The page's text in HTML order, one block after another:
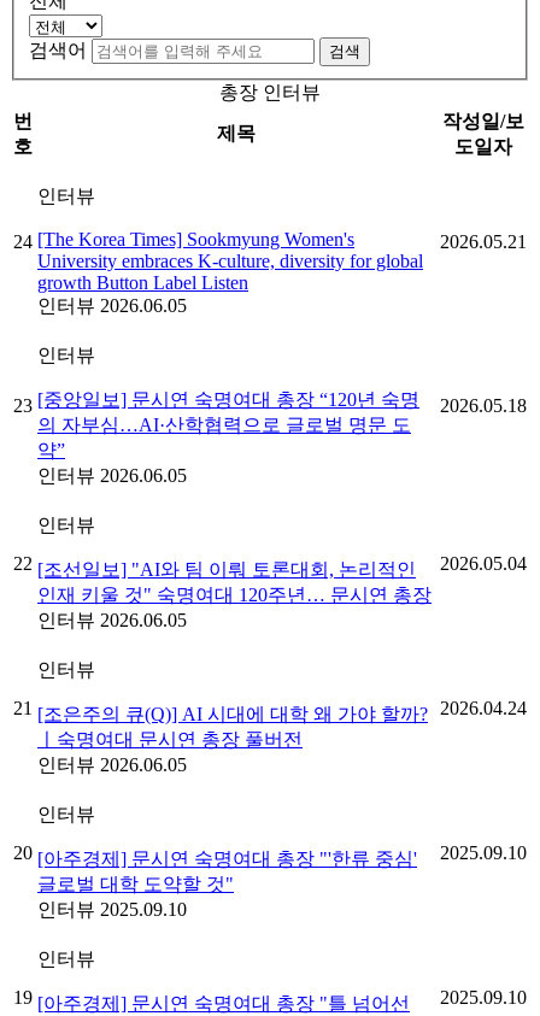
검색어 검색
총장 인터뷰
번
호
제목
작성일/보
도일자
24
인터뷰
[The Korea Times] Sookmyung Women's
University embraces K-culture, diversity for global
growth Button Label Listen
인터뷰 2026.06.05
2026.05.21
23
인터뷰
[중앙일보] 문시연 숙명여대 총장 “120년 숙명
의 자부심…AI·산학협력으로 글로벌 명문 도
약”
인터뷰 2026.06.05
2026.05.18
22
인터뷰
[조선일보] "AI와 팀 이뤄 토론대회, 논리적인
인재 키울 것" 숙명여대 120주년… 문시연 총장
인터뷰 2026.06.05
2026.05.04
21
인터뷰
[조은주의 큐(Q)] AI 시대에 대학 왜 가야 할까?
ㅣ숙명여대 문시연 총장 풀버전
인터뷰 2026.06.05
2026.04.24
20
인터뷰
[아주경제] 문시연 숙명여대 총장 "'한류 중심'
글로벌 대학 도약할 것"
인터뷰 2025.09.10
2025.09.10
19
인터뷰
[아주경제] 문시연 숙명여대 총장 "틀 넘어선
2025.09.10